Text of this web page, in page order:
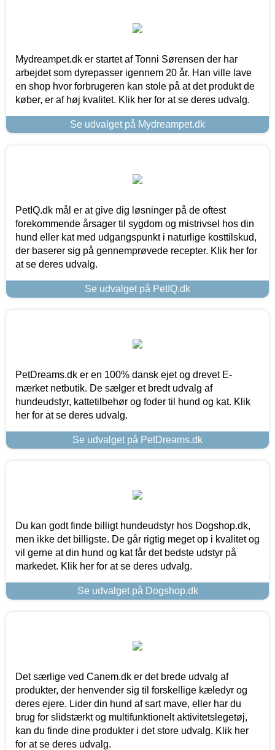
Mydreampet.dk er startet af Tonni Sørensen der har
arbejdet som dyrepasser igennem 20 år. Han ville lave
en shop hvor forbrugeren kan stole på at det produkt de
køber, er af høj kvalitet. Klik her for at se deres udvalg.
Se udvalget på Mydreampet.dk
PetIQ.dk mål er at give dig løsninger på de oftest
forekommende årsager til sygdom og mistrivsel hos din
hund eller kat med udgangspunkt i naturlige kosttilskud,
der baserer sig på gennemprøvede recepter. Klik her for
at se deres udvalg.
Se udvalget på PetIQ.dk
PetDreams.dk er en 100% dansk ejet og drevet E-
mærket netbutik. De sælger et bredt udvalg af
hundeudstyr, kattetilbehør og foder til hund og kat. Klik
her for at se deres udvalg.
Se udvalget på PetDreams.dk
Du kan godt finde billigt hundeudstyr hos Dogshop.dk,
men ikke det billigste. De går rigtig meget op i kvalitet og
vil gerne at din hund og kat får det bedste udstyr på
markedet. Klik her for at se deres udvalg.
Se udvalget på Dogshop.dk
Det særlige ved Canem.dk er det brede udvalg af
produkter, der henvender sig til forskellige kæledyr og
deres ejere. Lider din hund af sart mave, eller har du
brug for slidstærkt og multifunktionelt aktivitetslegetøj,
kan du finde dine produkter i det store udvalg. Klik her
for at se deres udvalg.